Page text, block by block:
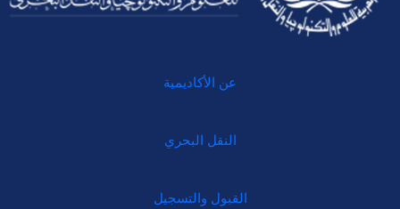
عن الأكاديمية
النقل البحري
القبول والتسجيل